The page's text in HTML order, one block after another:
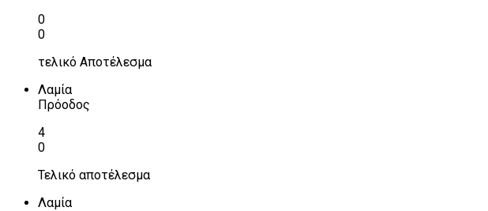
0
0
τελικό Αποτέλεσμα
Λαμία
Πρόοδος
4
0
Τελικό αποτέλεσμα
Λαμία